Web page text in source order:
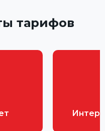
тарифов